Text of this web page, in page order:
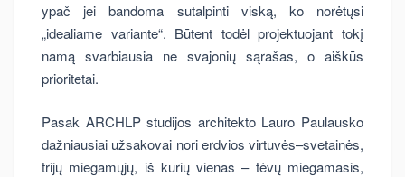
ypač jei bandoma sutalpinti viską, ko norėtųsi
„idealiame variante“. Būtent todėl projektuojant tokį
namą svarbiausia ne svajonių sąrašas, o aiškūs
prioritetai.
Pasak ARCHLP studijos architekto Lauro Paulausko
dažniausiai užsakovai nori erdvios virtuvės–svetainės,
trijų miegamųjų, iš kurių vienas – tėvų miegamasis,